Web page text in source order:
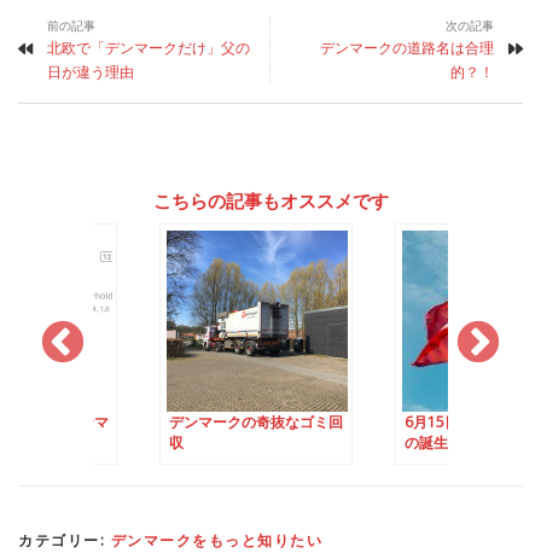
前の記事
北欧で「デンマークだけ」父の
日が違う理由
次の記事
デンマークの道路名は合理
的？！
こちらの記事もオススメです
の奇抜なゴミ回
6月15日はデンマーク国旗
の誕生日
日本に比べて圧倒
プルなデンマーク
カテゴリー: デンマークをもっと知りたい